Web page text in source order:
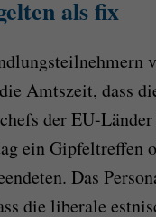
als fix
Amtszeit, dass
der EU-
ein Gipfeltreffen
Das
die liberale